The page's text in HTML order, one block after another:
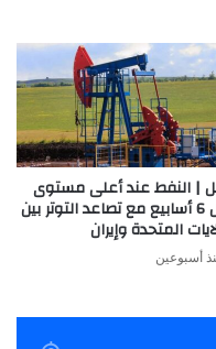
| النفط عند أعلى مستوى
خلال 6 أسابيع مع تصاعد التوتر بين
المتحدة وإيران
أسبوعين